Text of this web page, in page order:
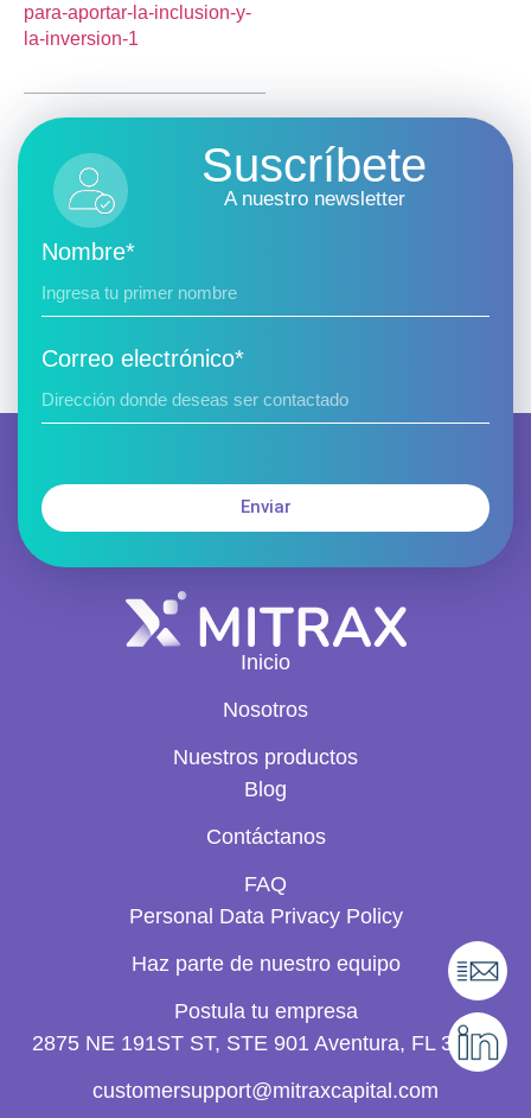
para-aportar-la-inclusion-y-
la-inversion-1
Suscríbete
A nuestro newsletter
Nombre*
Correo electrónico*
Enviar
Inicio
Nosotros
Nuestros productos
Blog
Contáctanos
FAQ
Personal Data Privacy Policy
Haz parte de nuestro equipo
Postula tu empresa
2875 NE 191ST ST, STE 901 Aventura, FL 33180
customersupport@mitraxcapital.com